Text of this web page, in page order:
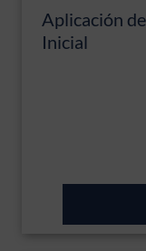
Aplicación
Inicial